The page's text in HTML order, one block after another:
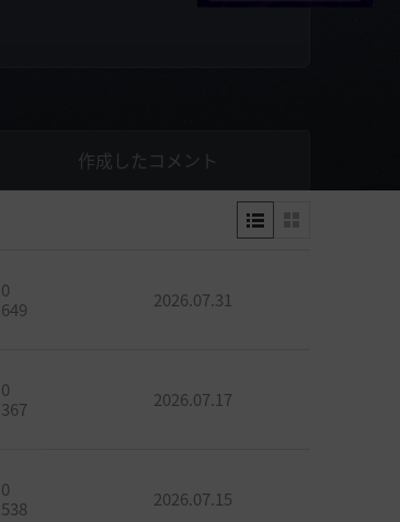
作成したコメント
0
649
2026.07.31
0
367
2026.07.17
0
538
2026.07.15